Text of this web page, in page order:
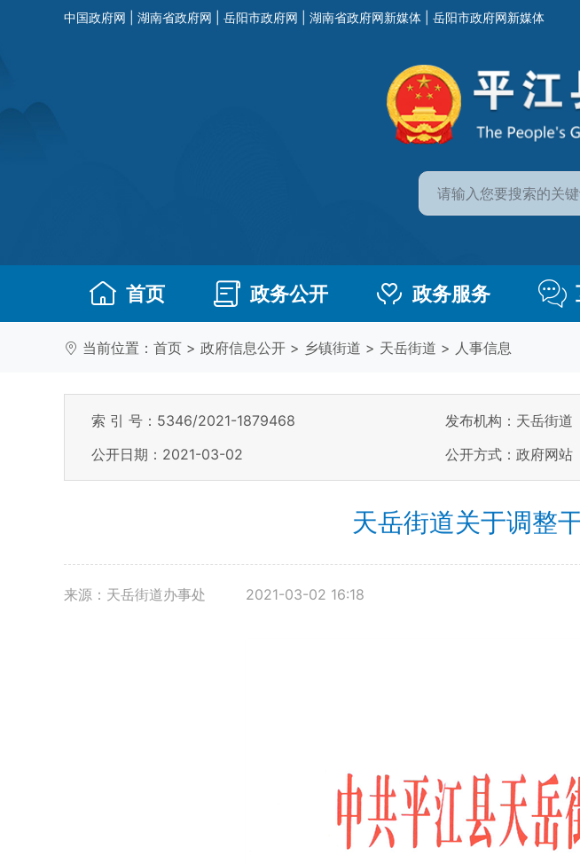
中国政府网 湖南省政府网 岳阳市政府网 湖南省政府网新媒体 岳阳市政府网新媒体
首页 政务公开 政务服务
当前位置： 首页 > 政府信息公开 > 乡镇街道 > 天岳街道 > 人事信息
索 引 号：5346/2021-1879468 发布机构：天岳街道
公开日期：2021-03-02
公开方式：政府网站
天岳街道关于调整
来源：天岳街道办事处 2021-03-02 16:18